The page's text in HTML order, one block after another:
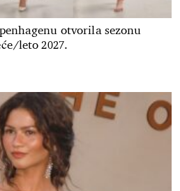
otvorila sezonu
leto 2027.